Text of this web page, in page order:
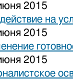
2015
на
2015
2015